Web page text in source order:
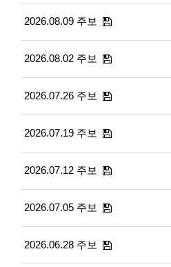
2026.08.09 주보
2026.08.02 주보
2026.07.26 주보
2026.07.19 주보
2026.07.12 주보
2026.07.05 주보
2026.06.28 주보